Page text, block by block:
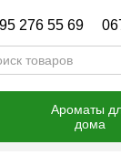
276 55 69
Ароматы
дома